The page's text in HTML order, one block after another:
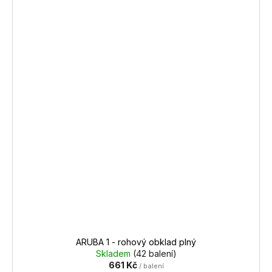
ARUBA 1 - rohový obklad plný
Skladem (42 balení)
661 Kč / balení